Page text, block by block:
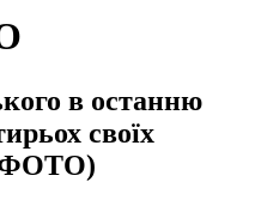
в останню
своїх
(ФОТО)